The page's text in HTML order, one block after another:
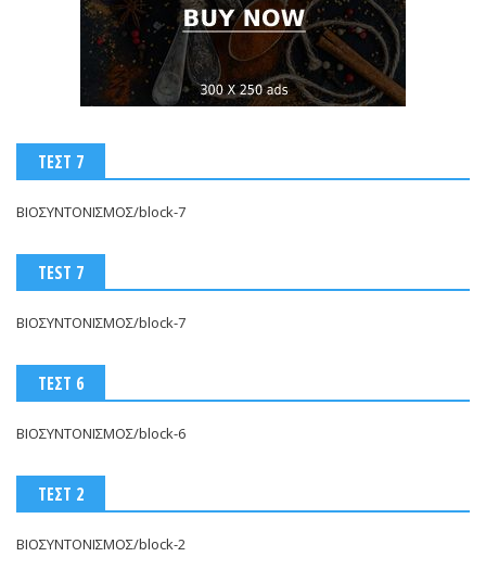
ΤΕΣΤ 7
ΒΙΟΣΥΝΤΟΝΙΣΜΟΣ/block-7
TEST 7
ΒΙΟΣΥΝΤΟΝΙΣΜΟΣ/block-7
ΤΕΣΤ 6
ΒΙΟΣΥΝΤΟΝΙΣΜΟΣ/block-6
ΤΕΣΤ 2
ΒΙΟΣΥΝΤΟΝΙΣΜΟΣ/block-2